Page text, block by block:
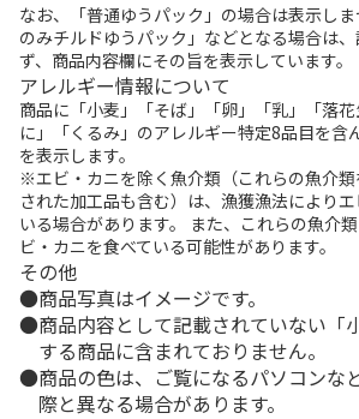
なお、「普通ゆうパック」の場合は表示し
のみチルドゆうパック」などとなる場合は
ず、商品内容欄にその旨を表示しています。
アレルギー情報について
商品に「小麦」「そば」「卵」「乳」「落
に」「くるみ」のアレルギー特定8品目を含
を表示します。
※エビ・カニを除く魚介類（これらの魚介
された加工品も含む）は、漁獲漁法により
いる場合があります。 また、これらの魚介
ビ・カニを食べている可能性があります。
その他
商品写真はイメージです。
商品内容として記載されていない「
する商品に含まれておりません。
商品の色は、ご覧になるパソコンな
際と異なる場合があります。